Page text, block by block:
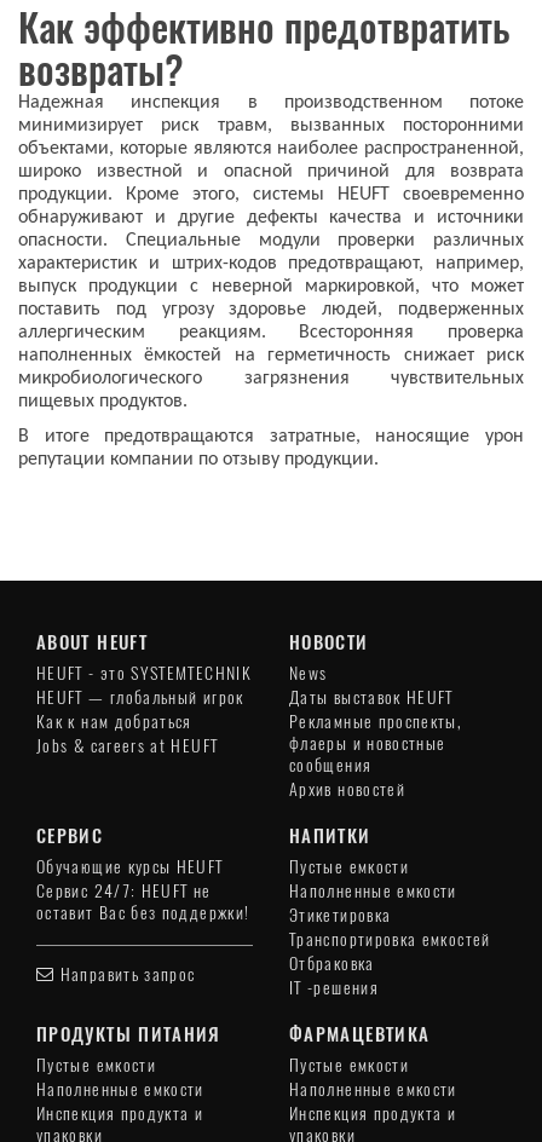
Как эффективно предотвратить
возвраты?
Надежная инспекция в производственном потоке
минимизирует риск травм, вызванных посторонними
объектами, которые являются наиболее распространенной,
широко известной и опасной причиной для возврата
продукции. Кроме этого, системы HEUFT своевременно
обнаруживают и другие дефекты качества и источники
опасности. Специальные модули проверки различных
характеристик и штрих-кодов предотвращают, например,
выпуск продукции с неверной маркировкой, что может
поставить под угрозу здоровье людей, подверженных
аллергическим реакциям. Всесторонняя проверка
наполненных ёмкостей на герметичность снижает риск
микробиологического загрязнения чувствительных
пищевых продуктов.
В итоге предотвращаются затратные, наносящие урон
репутации компании по отзыву продукции.
ABOUT HEUFT
HEUFT - это SYSTEMTECHNIK
HEUFT — глобальный игрок
Как к нам добраться
Jobs & careers at HEUFT
НОВОСТИ
News
Даты выставок HEUFT
Рекламные проспекты,
флаеры и новостные
сообщения
Архив новостей
СЕРВИС
Обучающие курсы HEUFT
Сервис 24/7: HEUFT не
оставит Вас без поддержки!
Направить запрос
НАПИТКИ
Пустые емкости
Наполненные емкости
Этикетировка
Транспортировка емкостей
Отбраковка
IT -решения
ПРОДУКТЫ ПИТАНИЯ
Пустые емкости
Наполненные емкости
Инспекция продукта и
упаковки
ФАРМАЦЕВТИКА
Пустые емкости
Наполненные емкости
Инспекция продукта и
упаковки